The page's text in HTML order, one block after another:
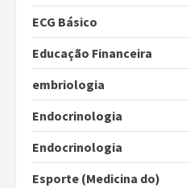
ECG Básico
Educação Financeira
embriologia
Endocrinologia
Endocrinologia
Esporte (Medicina do)